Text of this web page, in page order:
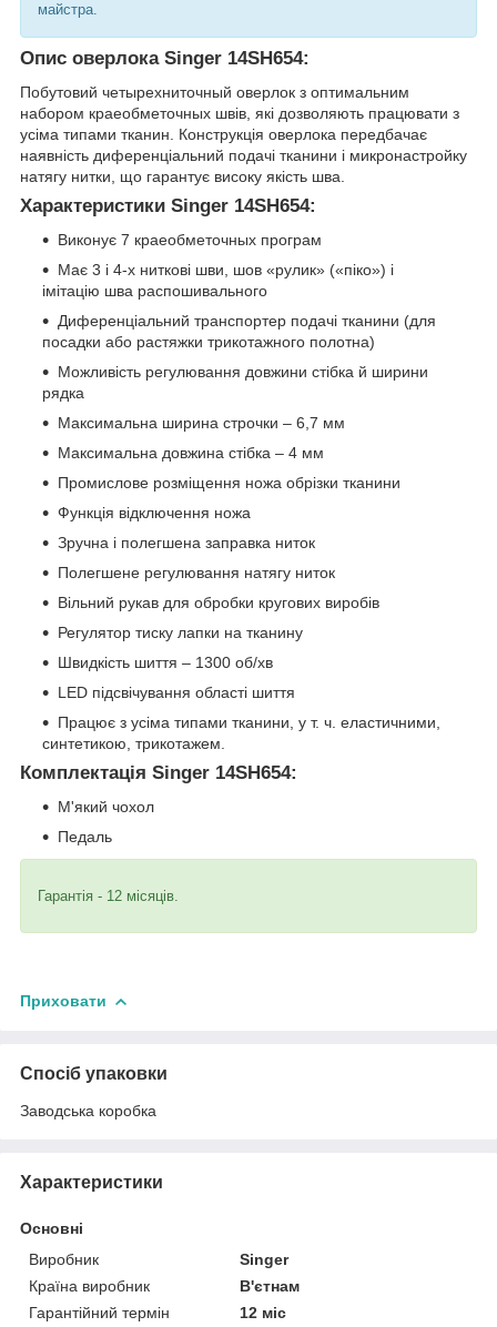
майстра.
Опис оверлока Singer 14SH654:
Побутовий четырехниточный оверлок з оптимальним
набором краеобметочных швів, які дозволяють працювати з
усіма типами тканин. Конструкція оверлока передбачає
наявність диференціальний подачі тканини і микронастройку
натягу нитки, що гарантує високу якість шва.
Характеристики Singer 14SH654:
Виконує 7 краеобметочных програм
Має 3 і 4-х ниткові шви, шов «рулик» («піко») і
імітацію шва распошивального
Диференціальний транспортер подачі тканини (для
посадки або растяжки трикотажного полотна)
Можливість регулювання довжини стібка й ширини
рядка
Максимальна ширина строчки – 6,7 мм
Максимальна довжина стібка – 4 мм
Промислове розміщення ножа обрізки тканини
Функція відключення ножа
Зручна і полегшена заправка ниток
Полегшене регулювання натягу ниток
Вільний рукав для обробки кругових виробів
Регулятор тиску лапки на тканину
Швидкість шиття – 1300 об/хв
LED підсвічування області шиття
Працює з усіма типами тканини, у т. ч. еластичними,
синтетикою, трикотажем.
Комплектація Singer 14SH654:
М'який чохол
Педаль
Гарантія - 12 місяців.
Приховати
Спосіб упаковки
Заводська коробка
Характеристики
Основні
Виробник
Singer
Країна виробник
В'єтнам
Гарантійний термін
12 міс